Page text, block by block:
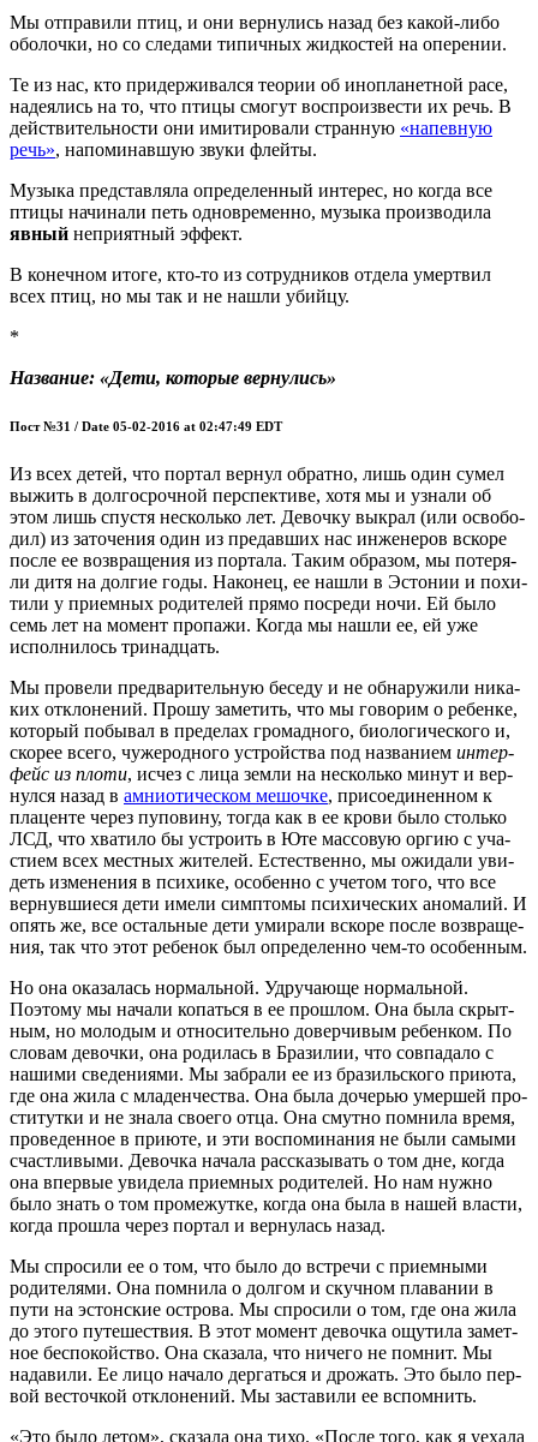
Мы отпра­ви­ли птиц, и они вер­ну­лись назад без какой-либо
обо­лоч­ки, но со сле­да­ми типич­ных жид­ко­стей на оперении.
Те из нас, кто при­дер­жи­вал­ся тео­рии об ино­пла­нет­ной расе,
наде­я­лись на то, что пти­цы смо­гут вос­про­из­ве­сти их речь. В
дей­стви­тель­но­сти они ими­ти­ро­ва­ли стран­ную «напев­ную
речь», напо­ми­нав­шую зву­ки флейты.
Музы­ка пред­став­ля­ла опре­де­лен­ный инте­рес, но когда все
пти­цы начи­на­ли петь одно­вре­мен­но, музы­ка про­из­во­ди­ла
явный непри­ят­ный эффект.
В конеч­ном ито­ге, кто-то из сотруд­ни­ков отде­ла умерт­вил
всех птиц, но мы так и не нашли убийцу.
*
Назва­ние: «Дети, кото­рые вернулись»
Пост №31 / Date 05-02-2016 at 02:47:49 EDT
Из всех детей, что пор­тал вер­нул обрат­но, лишь один сумел
выжить в дол­го­сроч­ной пер­спек­ти­ве, хотя мы и узна­ли об
этом лишь спу­стя несколь­ко лет. Девоч­ку выкрал (или осво­бо­
дил) из зато­че­ния один из пре­дав­ших нас инже­не­ров вско­ре
после ее воз­вра­ще­ния из пор­та­ла. Таким обра­зом, мы поте­ря­
ли дитя на дол­гие годы. Нако­нец, ее нашли в Эсто­нии и похи­
ти­ли у при­ем­ных роди­те­лей пря­мо посре­ди ночи. Ей было
семь лет на момент про­па­жи. Когда мы нашли ее, ей уже
испол­ни­лось тринадцать.
Мы про­ве­ли пред­ва­ри­тель­ную бесе­ду и не обна­ру­жи­ли ника­
ких откло­не­ний. Про­шу заме­тить, что мы гово­рим о ребен­ке,
кото­рый побы­вал в пре­де­лах гро­мад­но­го, био­ло­ги­че­ско­го и,
ско­рее все­го, чуже­род­но­го устрой­ства под назва­ни­ем интер­
фейс из пло­ти, исчез с лица зем­ли на несколь­ко минут и вер­
нул­ся назад в амнио­ти­че­ском мешоч­ке, при­со­еди­нен­ном к
пла­цен­те через пупо­ви­ну, тогда как в ее кро­ви было столь­ко
ЛСД, что хва­ти­ло бы устро­ить в Юте мас­со­вую оргию с уча­
сти­ем всех мест­ных жите­лей. Есте­ствен­но, мы ожи­да­ли уви­
деть изме­не­ния в пси­хи­ке, осо­бен­но с уче­том того, что все
вер­нув­ши­е­ся дети име­ли симп­то­мы пси­хи­че­ских ано­ма­лий. И
опять же, все осталь­ные дети уми­ра­ли вско­ре после воз­вра­ще­
ния, так что этот ребе­нок был опре­де­лен­но чем-то особенным.
Но она ока­за­лась нор­маль­ной. Удру­ча­ю­ще нор­маль­ной.
Поэто­му мы нача­ли копать­ся в ее про­шлом. Она была скрыт­
ным, но моло­дым и отно­си­тель­но довер­чи­вым ребен­ком. По
сло­вам девоч­ки, она роди­лась в Бра­зи­лии, что сов­па­да­ло с
наши­ми све­де­ни­я­ми. Мы забра­ли ее из бра­зиль­ско­го при­ю­та,
где она жила с мла­ден­че­ства. Она была доче­рью умер­шей про­
сти­тут­ки и не зна­ла сво­е­го отца. Она смут­но пом­ни­ла вре­мя,
про­ве­ден­ное в при­юте, и эти вос­по­ми­на­ния не были самы­ми
счаст­ли­вы­ми. Девоч­ка нача­ла рас­ска­зы­вать о том дне, когда
она впер­вые уви­де­ла при­ем­ных роди­те­лей. Но нам нуж­но
было знать о том про­ме­жут­ке, когда она была в нашей вла­сти,
когда про­шла через пор­тал и вер­ну­лась назад.
Мы спро­си­ли ее о том, что было до встре­чи с при­ем­ны­ми
роди­те­ля­ми. Она пом­ни­ла о дол­гом и скуч­ном пла­ва­нии в
пути на эстон­ские ост­ро­ва. Мы спро­си­ли о том, где она жила
до это­го путе­ше­ствия. В этот момент девоч­ка ощу­ти­ла замет­
ное бес­по­кой­ство. Она ска­за­ла, что ниче­го не пом­нит. Мы
нада­ви­ли. Ее лицо нача­ло дер­гать­ся и дро­жать. Это было пер­
вой весточ­кой откло­не­ний. Мы заста­ви­ли ее вспомнить.
«Это было летом», ска­за­ла она тихо. «После того, как я уеха­ла